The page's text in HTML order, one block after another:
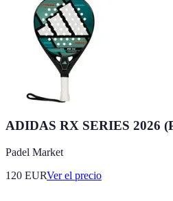
ADIDAS RX SERIES 2026
Padel Market
120 EURVer el precio